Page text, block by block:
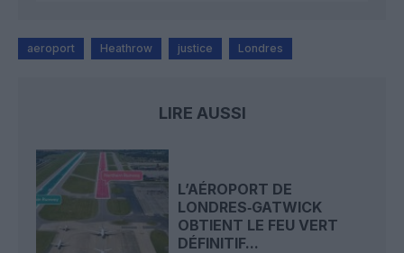
aeroport Heathrow justice Londres
LIRE AUSSI
L’AÉROPORT DE
LONDRES‑GATWICK
OBTIENT LE FEU VERT
DÉFINITIF...